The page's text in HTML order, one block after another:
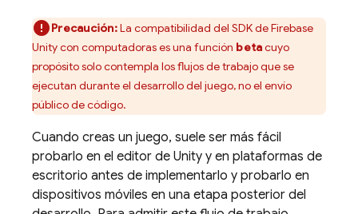
Precaución:La compatibilidad del SDK deFirebase
Unitycon computadoras es una función betacuyo
propósito solo contempla los flujos de trabajo que se
ejecutan durante el desarrollo del juego, no el envío
público de código.
Cuando creas un juego, suele ser más fácil
probarlo en el editor de Unity y en plataformas de
escritorio antes de implementarlo y probarlo en
dispositivos móviles en una etapa posterior del